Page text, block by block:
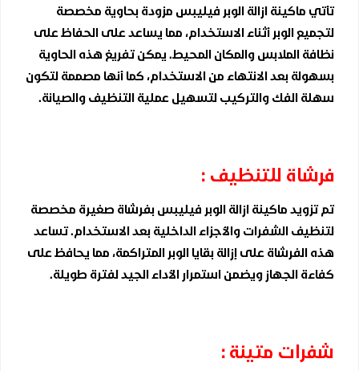
تأتي ماكينة ازالة الوبر فيليبس مزودة بحاوية مخصصة
لتجميع الوبر أثناء الاستخدام، مما يساعد على الحفاظ على
نظافة الملابس والمكان المحيط. يمكن تفريغ هذه الحاوية
بسهولة بعد الانتهاء من الاستخدام، كما أنها مصممة لتكون
سهلة الفك والتركيب لتسهيل عملية التنظيف والصيانة.
فرشاة للتنظيف :
تم تزويد ماكينة ازالة الوبر فيليبس بفرشاة صغيرة مخصصة
لتنظيف الشفرات والأجزاء الداخلية بعد الاستخدام. تساعد
هذه الفرشاة على إزالة بقايا الوبر المتراكمة، مما يحافظ على
كفاءة الجهاز ويضمن استمرار الأداء الجيد لفترة طويلة.
شفرات متينة :